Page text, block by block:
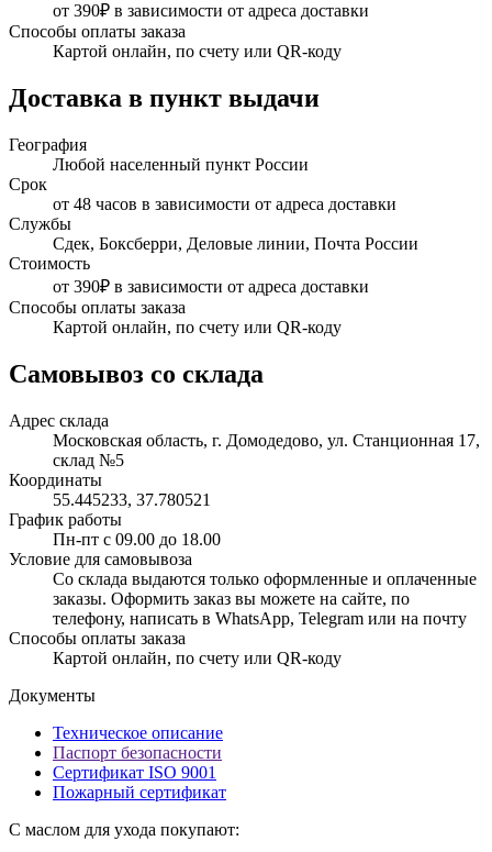
от 390₽ в зависимости от адреса доставки
Способы оплаты заказа
Картой онлайн, по счету или QR-коду
Доставка в пункт выдачи
География
Любой населенный пункт России
Срок
от 48 часов в зависимости от адреса доставки
Службы
Сдек, Боксберри, Деловые линии, Почта России
Стоимость
от 390₽ в зависимости от адреса доставки
Способы оплаты заказа
Картой онлайн, по счету или QR-коду
Самовывоз со склада
Адрес склада
Московская область, г. Домодедово, ул. Станционная 17,
склад №5
Координаты
55.445233, 37.780521
График работы
Пн-пт с 09.00 до 18.00
Условие для самовывоза
Со склада выдаются только оформленные и оплаченные
заказы. Оформить заказ вы можете на сайте, по
телефону, написать в WhatsApp, Telegram или на почту
Способы оплаты заказа
Картой онлайн, по счету или QR-коду
Документы
Техническое описание
Паспорт безопасности
Сертификат ISO 9001
Пожарный сертификат
С маслом для ухода покупают: